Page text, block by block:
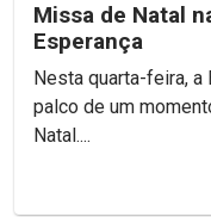
Missa de Natal
Esperança
Nesta quarta-feira,
palco de um
Natal....